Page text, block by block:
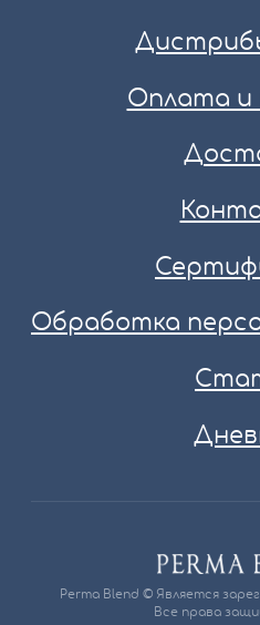
Оплата и
Обработка
Perma Blend © Является
Все права